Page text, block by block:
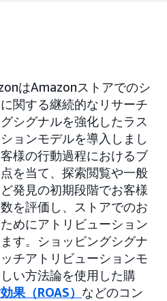
はAmazonストアでのシ
関する継続的なリサーチ
シグナルを強化したラス
ョンモデルを導入しまし
様の行動過程におけるブ
を当て、探索閲覧や一般
発見の初期段階でお客様
を評価し、ストアでのお
めにアトリビューション
す。ショッピングシグナ
チアトリビューションモ
い方法論を使用した購
果（ROAS） などのコン